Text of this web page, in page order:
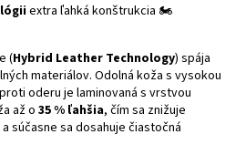
extra ľahká konštrukcia 🏍️
(Hybrid Leather Technology) spája
materiálov. Odolná koža s vysokou
oderu je laminovaná s vrstvou
až o 35 % ľahšia, čím sa znižuje
súčasne sa dosahuje čiastočná